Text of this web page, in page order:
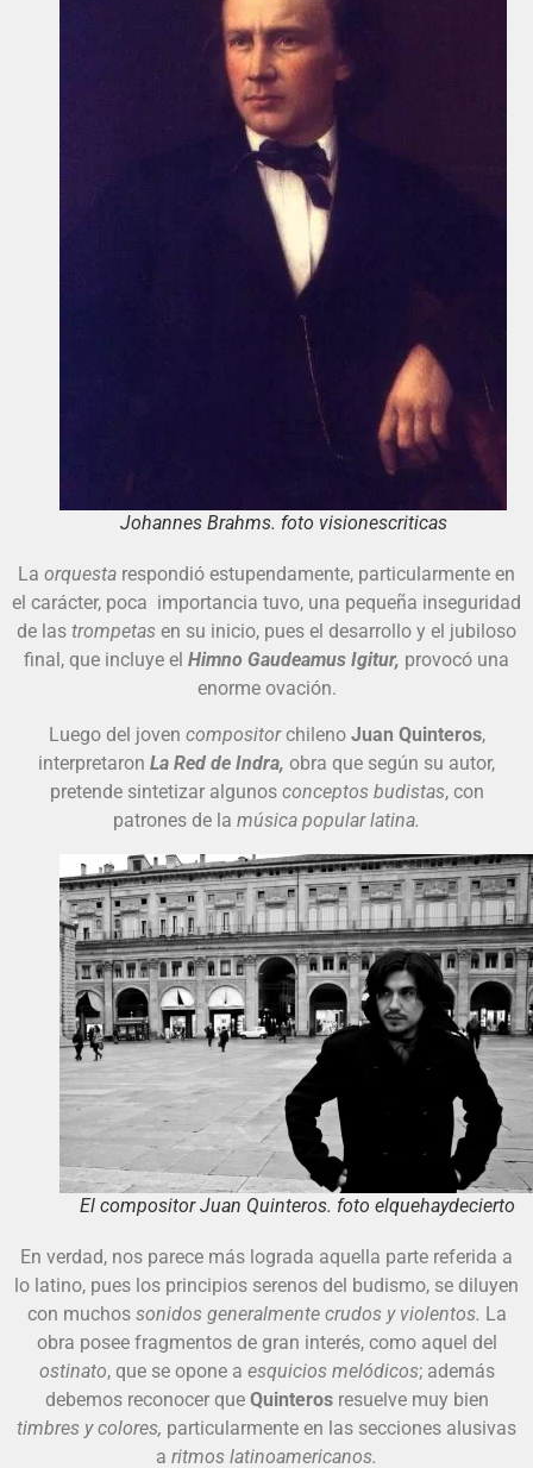
Johannes Brahms. foto visionescriticas
La orquesta respondió estupendamente, particularmente en
el carácter, poca importancia tuvo, una pequeña inseguridad
de las trompetas en su inicio, pues el desarrollo y el jubiloso
final, que incluye el Himno Gaudeamus Igitur, provocó una
enorme ovación.
Luego del joven compositorchilenoJuan Quinteros,
interpretaron La Red de Indra, obra que según su autor,
pretende sintetizar algunosconceptos budistas, con
patrones de la música popular latina.
El compositor Juan Quinteros. foto elquehaydecierto
En verdad, nos parece más lograda aquella parte referida a
lo latino, pues los principios serenos del budismo, se diluyen
con muchos sonidos generalmente crudos y violentos. La
obra posee fragmentos de gran interés, como aquel del
ostinato, que se opone a esquicios melódicos; además
debemos reconocer que Quinterosresuelve muy bien
timbres y colores, particularmente en las secciones alusivas
a ritmos latinoamericanos.